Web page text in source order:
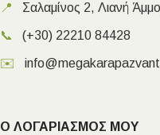
📍 Σαλαμίνος 2, Λιανή
📞 (+30) 22210 84428
✉️
Ο ΛΟΓΑΡΙΑΣΜΟΣ ΜΟΥ